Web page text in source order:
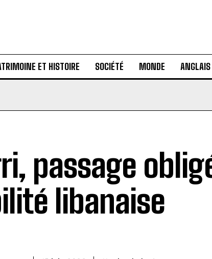
ET HISTOIRE SOCIÉTÉ MONDE ANGLAIS
passage
libanaise